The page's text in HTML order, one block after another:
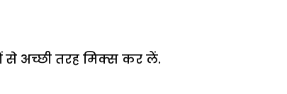
से अच्छी तरह मिक्स कर लें.